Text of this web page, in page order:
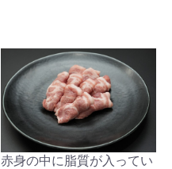
赤身の中に脂質が入ってい